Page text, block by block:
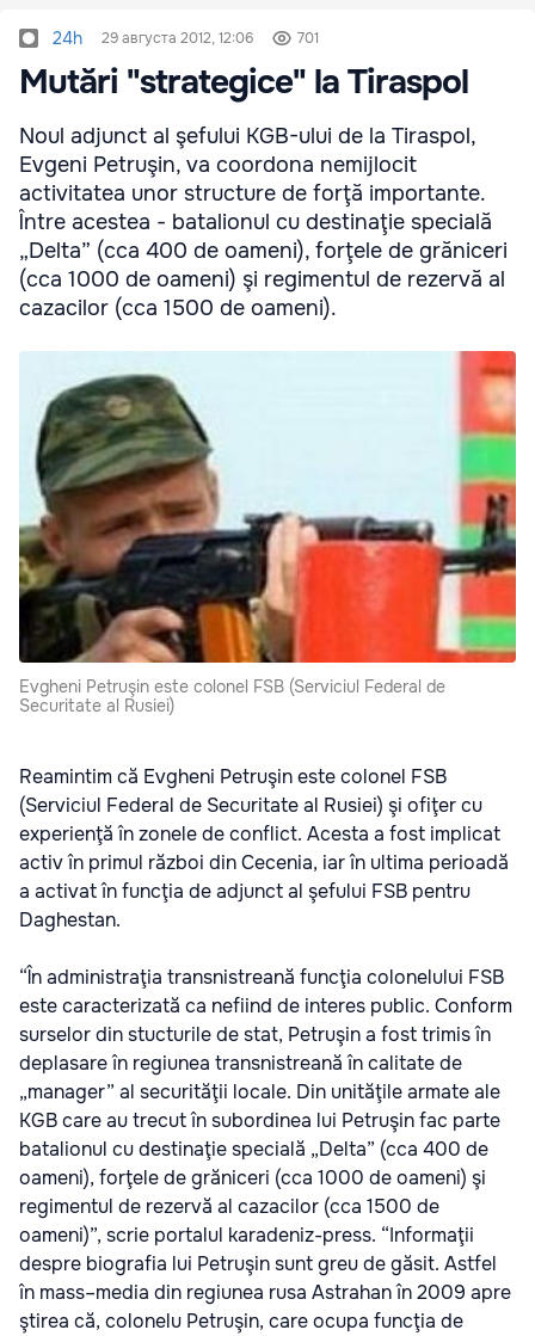
24h 29 августа 2012, 12:06 701
Mutări "strategice" la Tiraspol
Noul adjunct al şefului KGB-ului de la Tiraspol,
Evgeni Petruşin, va coordona nemijlocit
activitatea unor structure de forţă importante.
Între acestea - batalionul cu destinaţie specială
„Delta” (cca 400 de oameni), forţele de grăniceri
(cca 1000 de oameni) şi regimentul de rezervă al
cazacilor (cca 1500 de oameni).
Evgheni Petruşin este colonel FSB (Serviciul Federal de
Securitate al Rusiei)
Reamintim că Evgheni Petruşin este colonel FSB
(Serviciul Federal de Securitate al Rusiei) şi ofiţer cu
experienţă în zonele de conflict. Acesta a fost implicat
activ în primul război din Cecenia, iar în ultima perioadă
a activat în funcţia de adjunct al şefului FSB pentru
Daghestan.
“În administraţia transnistreană funcţia colonelului FSB
este caracterizată ca nefiind de interes public. Conform
surselor din stucturile de stat, Petruşin a fost trimis în
deplasare în regiunea transnistreană în calitate de
„manager” al securităţii locale. Din unităţile armate ale
KGB care au trecut în subordinea lui Petruşin fac parte
batalionul cu destinaţie specială „Delta” (cca 400 de
oameni), forţele de grăniceri (cca 1000 de oameni) şi
regimentul de rezervă al cazacilor (cca 1500 de
oameni)”, scrie portalul karadeniz-press. “Informaţii
despre biografia lui Petruşin sunt greu de găsit. Astfel
în mass–media din regiunea rusa Astrahan în 2009 apre
ştirea că, colonelu Petruşin, care ocupa funcţia de